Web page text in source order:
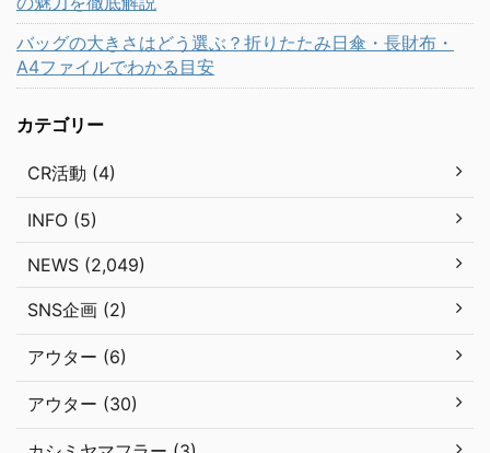
バッグの大きさはどう選ぶ？折りたたみ日傘・長財布・
A4ファイルでわかる目安
カテゴリー
CR活動 (4)
INFO (5)
NEWS (2,049)
SNS企画 (2)
アウター (6)
アウター (30)